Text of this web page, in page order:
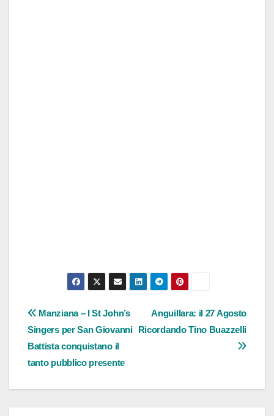
Navigazione
articoli
Anguillara: il 27 Agosto
Ricordando Tino Buazzelli
Manziana – I St John’s
Singers per San Giovanni
Battista conquistano il
tanto pubblico presente